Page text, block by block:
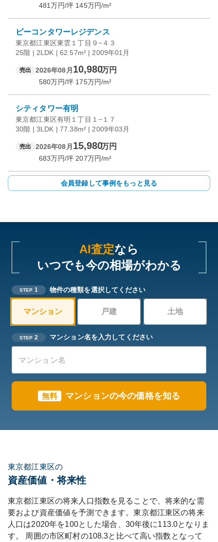
481万円/坪 145万円/m²
ビーコンタワーレジデンス
東京都江東区東雲１丁目９−４３
25階 | 2LDK | 62.57m² | 2009年01月
売出 2026年08月 10,980万円
580万円/坪 175万円/m²
シティタワー有明
東京都江東区有明１丁目１−１７
30階 | 3LDK | 77.38m² | 2009年03月
売出 2026年08月 15,980万円
683万円/坪 207万円/m²
会員登録して事例をもっと見る
AI査定なら
いつでも今の相場がわかる
STEP 1 物件の種類を選択してください
マンション 戸建 土地
STEP 2 マンション名を入力してください
無料 マンションの今の価格を知る
東京都江東区の
資産価値・将来性
東京都江東区の将来人口指数を見ることで、将来的な需
要および資産価値を予測できます。東京都江東区の将来
人口は2020年を100とした場合、30年後に113.0となりま
す。
周囲の市区町村の108.3と比べて高い指数となって